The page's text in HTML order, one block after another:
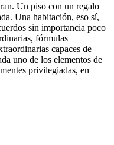
Un piso con un regalo
Una habitación, eso sí,
sin importancia poco
fórmulas
capaces de
uno de los elementos de
privilegiadas, en